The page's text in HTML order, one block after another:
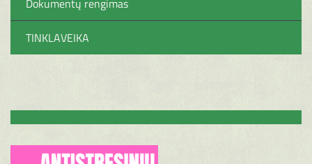
Dokumentų rengimas
TINKLAVEIKA